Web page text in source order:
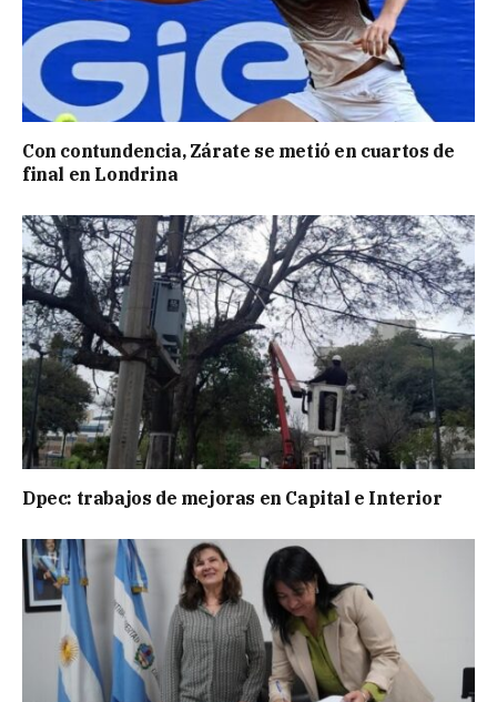
Con contundencia, Zárate se metió en cuartos de
final en Londrina
Dpec: trabajos de mejoras en Capital e Interior